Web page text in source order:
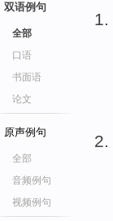
双语例句
全部
口语
书面语
论文
原声例句
全部
音频例句
视频例句